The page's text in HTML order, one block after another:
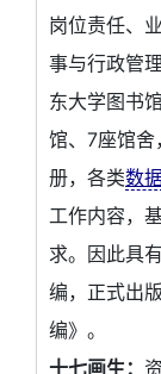
岗位责任、
事与行政管
东大学图书
馆、7座馆
册，各类数
工作内容，
求。因此具
编，正式出
编》。
十七画生：